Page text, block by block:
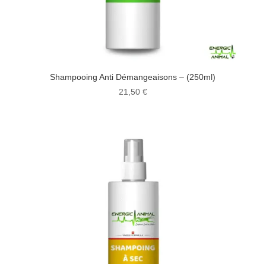
Shampooing Anti Démangeaisons – (250ml)
21,50 €